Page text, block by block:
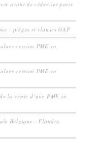
avant de céder ses parts
: pièges et clauses GAP
cession PME en
cession PME en
la vente d’une PME en
Belgique : Flandre,